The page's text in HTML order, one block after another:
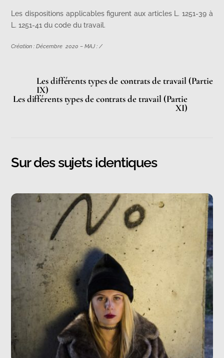
Les dispositions applicables figurent aux articles L. 1251-39 à
L. 1251-41 du code du travail.
Création : Décembre 2020 – MAJ : /
Les différents types de contrats de travail (Partie
IX)
Les différents types de contrats de travail (Partie
XI)
Sur des sujets identiques